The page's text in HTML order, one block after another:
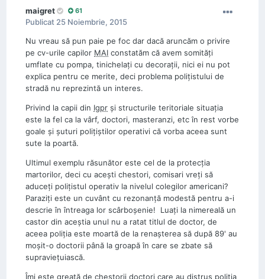
maigret 61
Publicat 25 Noiembrie, 2015
Nu vreau să pun paie pe foc dar dacă aruncăm o privire
pe cv-urile capilor MAI constatăm că avem somități
umflate cu pompa, tinichelați cu decorații, nici ei nu pot
explica pentru ce merite, deci problema polițistului de
stradă nu reprezintă un interes.
Privind la capii din Igpr și structurile teritoriale situația
este la fel ca la vârf, doctori, masteranzi, etc în rest vorbe
goale și șuturi polițiștilor operativi că vorba aceea sunt
sute la poartă.
Ultimul exemplu răsunător este cel de la protecția
martorilor, deci cu acești chestori, comisari vreți să
aduceți polițistul operativ la nivelul colegilor americani?
Paraziți este un cuvânt cu rezonanță modestă pentru a-i
descrie în întreaga lor scârboșenie! Luați la nimereală un
castor din aceștia unul nu a ratat titlul de doctor, de
aceea poliția este moartă de la renașterea să după 89' au
moșit-o doctorii până la groapă în care se zbate să
supraviețuiască.
Îmi este greață de chestorii doctori care au distrus poliția